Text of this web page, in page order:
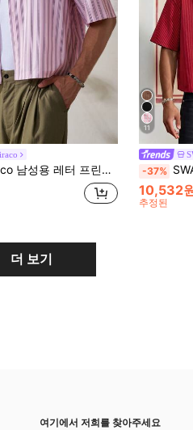
터 프린트 스트라이프 싱글 브레스트 캐주얼 다용도 데일리 웨어 셔츠
11
-37% SWAVVY
10,532
추정된
더 보기
여기에서 저희를 찾아주세요